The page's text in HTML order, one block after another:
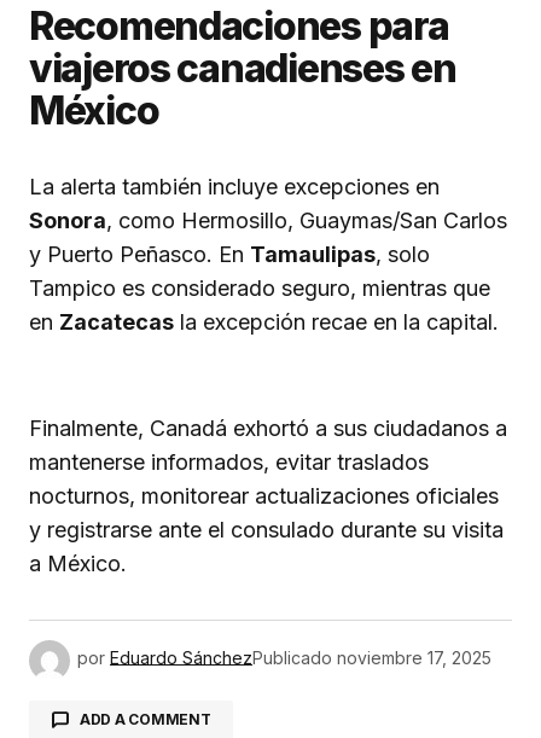
Recomendaciones para
viajeros canadienses en
México
La alerta también incluye excepciones en
Sonora, como Hermosillo, Guaymas/San Carlos
y Puerto Peñasco. En Tamaulipas, solo
Tampico es considerado seguro, mientras que
en Zacatecas la excepción recae en la capital.
Finalmente, Canadá exhortó a sus ciudadanos a
mantenerse informados, evitar traslados
nocturnos, monitorear actualizaciones oficiales
y registrarse ante el consulado durante su visita
a México.
por Eduardo SánchezPublicado noviembre 17, 2025
ADD A COMMENT